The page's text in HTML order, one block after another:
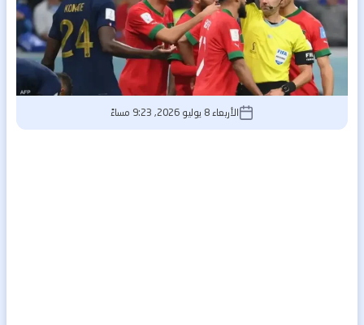
الأربعاء 8 يوليو 2026, 9:23 مساءً